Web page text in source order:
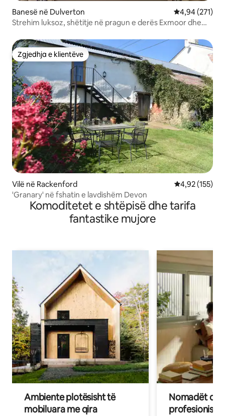
Banesë në Dulverton Vlerësimi
4,94 (271)
Strehim luksoz, shëtitje në pragun e derës Exmoor dhe
Zgjedhja e klientëve
Zgjedhja e klientëve
Vilë në Rackenford Vlerësimi
4,92 (155)
'Granary' në fshatin e lavdishëm Devon
Komoditetet e shtëpisë dhe tarifa
fantastike mujore
Ambiente plotësisht të
mobiluara me qira
Nomadët